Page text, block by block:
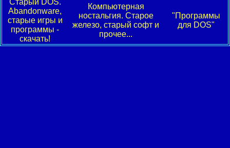
Старый DOS.
Abandonware,
старые игры и
программы -
скачать!
Компьютерная
ностальгия. Старое
железо, старый софт и
прочее...
"Программы
для DOS"